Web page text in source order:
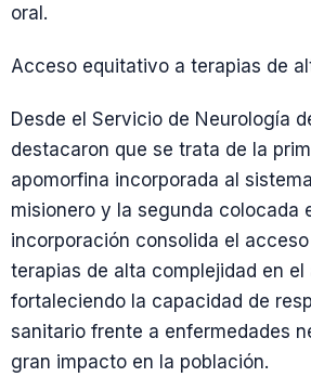
oral.
Acceso equitativo a terapias de
Desde el Servicio de Neurología
destacaron que se trata de la
apomorfina incorporada al
misionero y la segunda colocada
incorporación consolida el
terapias de alta complejidad en el
fortaleciendo la capacidad de
sanitario frente a enfermedades
gran impacto en la población.